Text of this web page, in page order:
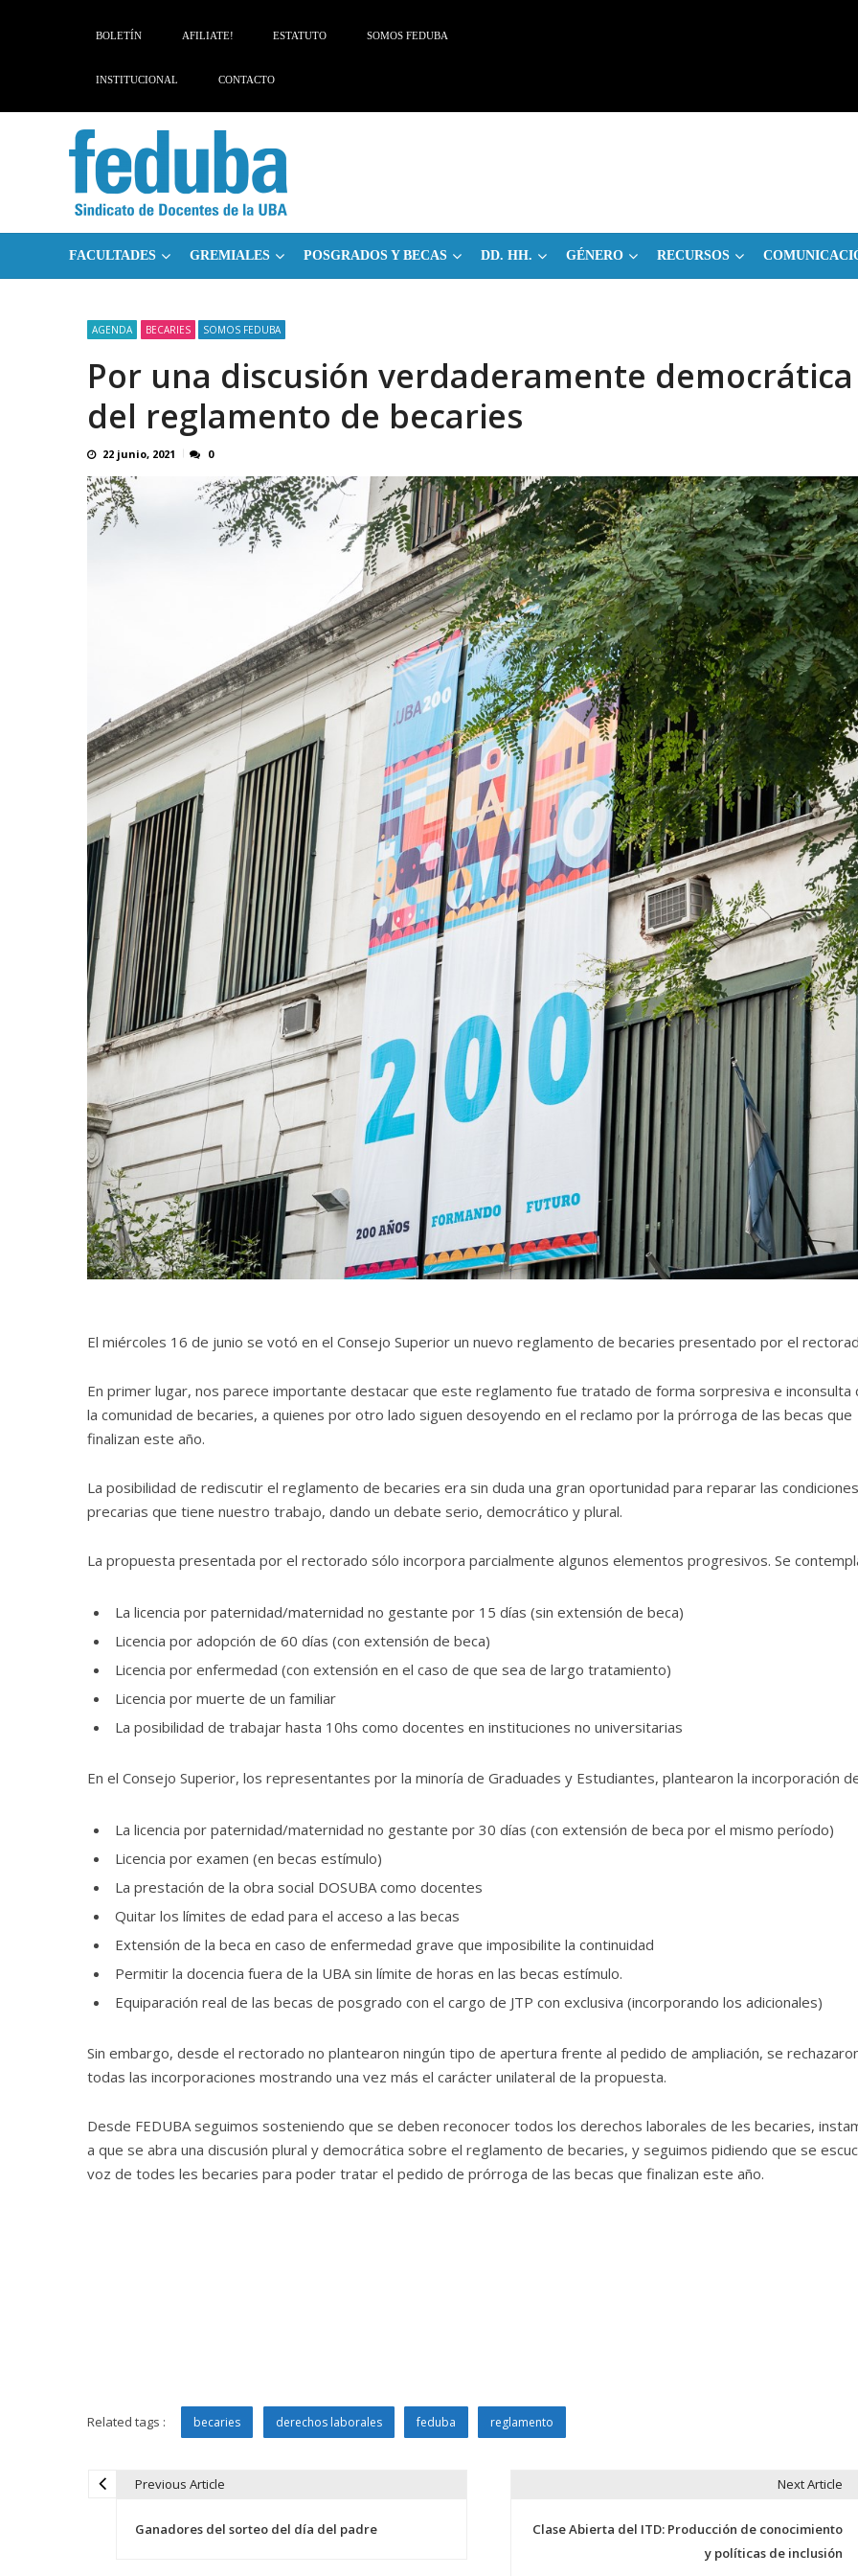
BOLETÍN AFILIATE! ESTATUTO SOMOS FEDUBA
INSTITUCIONAL CONTACTO
FACULTADES GREMIALES POSGRADOS Y BECAS DD. HH. GÉNERO RECURSOS
AGENDA BECARIES SOMOS FEDUBA
Por una discusión verdaderamente democrática
del reglamento de becaries
22 junio, 2021 0
El miércoles 16 de junio se votó en el Consejo Superior un nuevo reglamento de becaries presentado por el
En primer lugar, nos parece importante destacar que este reglamento fue tratado de forma sorpresiva e inconsulta
la comunidad de becaries, a quienes por otro lado siguen desoyendo en el reclamo por la prórroga de las becas que
finalizan este año.
La posibilidad de rediscutir el reglamento de becaries era sin duda una gran oportunidad para reparar las condiciones
precarias que tiene nuestro trabajo, dando un debate serio, democrático y plural.
La propuesta presentada por el rectorado sólo incorpora parcialmente algunos elementos progresivos. Se
La licencia por paternidad/maternidad no gestante por 15 días (sin extensión de beca)
Licencia por adopción de 60 días (con extensión de beca)
Licencia por enfermedad (con extensión en el caso de que sea de largo tratamiento)
Licencia por muerte de un familiar
La posibilidad de trabajar hasta 10hs como docentes en instituciones no universitarias
En el Consejo Superior, los representantes por la minoría de Graduades y Estudiantes, plantearon la incorporación
La licencia por paternidad/maternidad no gestante por 30 días (con extensión de beca por el mismo período)
Licencia por examen (en becas estímulo)
La prestación de la obra social DOSUBA como docentes
Quitar los límites de edad para el acceso a las becas
Extensión de la beca en caso de enfermedad grave que imposibilite la continuidad
Permitir la docencia fuera de la UBA sin límite de horas en las becas estímulo.
Equiparación real de las becas de posgrado con el cargo de JTP con exclusiva (incorporando los adicionales)
Sin embargo, desde el rectorado no plantearon ningún tipo de apertura frente al pedido de ampliación, se
todas las incorporaciones mostrando una vez más el carácter unilateral de la propuesta.
Desde FEDUBA seguimos sosteniendo que se deben reconocer todos los derechos laborales de les becaries,
a que se abra una discusión plural y democrática sobre el reglamento de becaries, y seguimos pidiendo que se
voz de todes les becaries para poder tratar el pedido de prórroga de las becas que finalizan este año.